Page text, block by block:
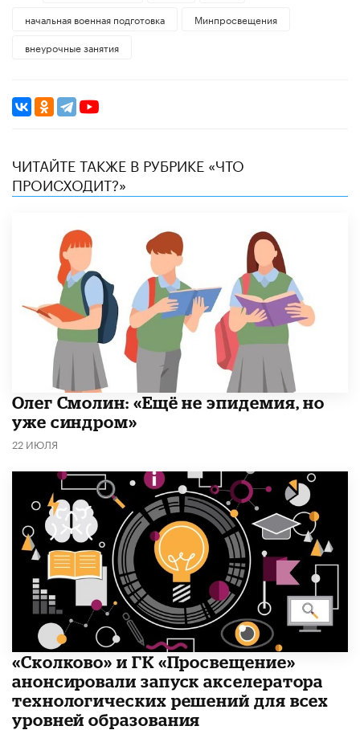
начальная военная подготовка
Минпросвещения
внеурочные занятия
ЧИТАЙТЕ ТАКЖЕ В РУБРИКЕ «ЧТО
ПРОИСХОДИТ?»
​Олег Смолин: «Ещё не эпидемия, но
уже синдром»
22 ИЮЛЯ
«Сколково» и ГК «Просвещение»
анонсировали запуск акселератора
технологических решений для всех
уровней образования